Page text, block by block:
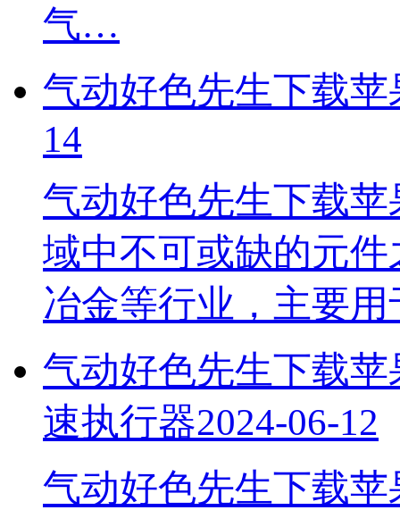
气…
气动好色先生下载
14
气动好色先生下载
域中不可或缺的元件之一
冶金等行业，主要
气动好色先生下载苹
速执行器2024-06-12
气动好色先生下载